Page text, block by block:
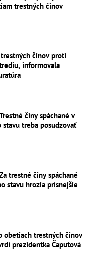
trestných činov
činov proti
informovala
činy spáchané v
stavu treba posudzovať
trestné činy spáchané
stavu hrozia prísnejšie
obetiach trestných činov
prezidentka Čaputová